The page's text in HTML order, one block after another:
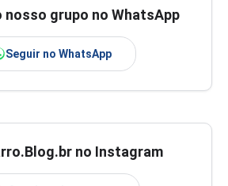
nosso grupo no WhatsApp
Seguir no WhatsApp
no Instagram